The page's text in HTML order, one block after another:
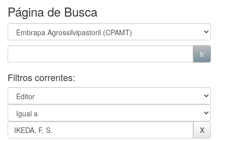
Página de Busca
Filtros correntes: